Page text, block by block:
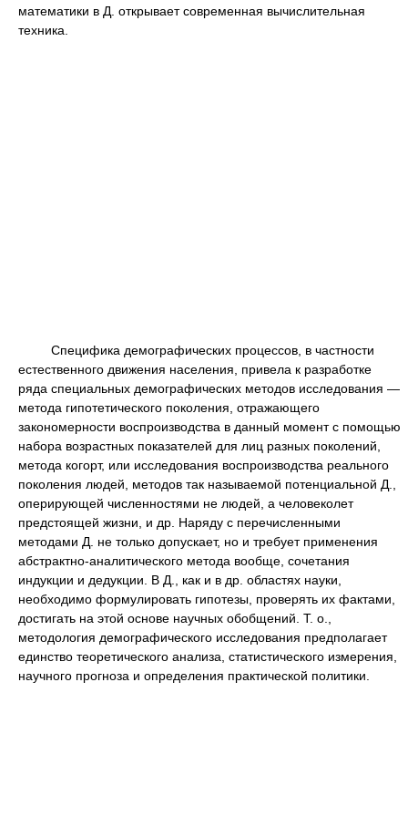
математики в Д. открывает современная вычислительная
техника.
Специфика демографических процессов, в частности
естественного движения населения, привела к разработке
ряда специальных демографических методов исследования —
метода гипотетического поколения, отражающего
закономерности воспроизводства в данный момент с помощью
набора возрастных показателей для лиц разных поколений,
метода когорт, или исследования воспроизводства реального
поколения людей, методов так называемой потенциальной Д.,
оперирующей численностями не людей, а человеколет
предстоящей жизни, и др. Наряду с перечисленными
методами Д. не только допускает, но и требует применения
абстрактно-аналитического метода вообще, сочетания
индукции и дедукции. В Д., как и в др. областях науки,
необходимо формулировать гипотезы, проверять их фактами,
достигать на этой основе научных обобщений. Т. о.,
методология демографического исследования предполагает
единство теоретического анализа, статистического измерения,
научного прогноза и определения практической политики.